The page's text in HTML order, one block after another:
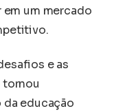
um mercado
e as
tornou
educação